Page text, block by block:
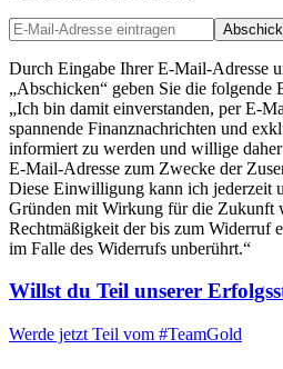
Durch Eingabe Ihrer E-Mail-Adresse
„Abschicken“ geben Sie die
„Ich bin damit einverstanden, per E-
spannende Finanznachrichten und
informiert zu werden und willige
E-Mail-Adresse zum Zwecke der
Diese Einwilligung kann ich jederzeit
Gründen mit Wirkung für die Zukunft
Rechtmäßigkeit der bis zum Widerruf
im Falle des Widerrufs unberührt.“
Willst du Teil unserer
Werde jetzt Teil vom #TeamGold